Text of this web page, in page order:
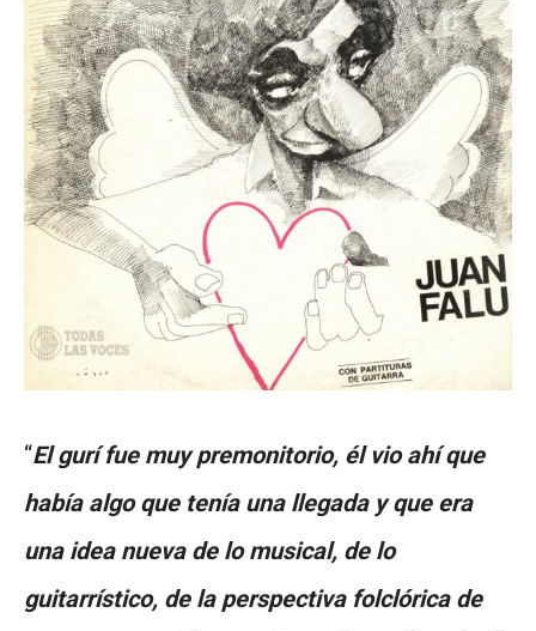
“El gurí fue muy premonitorio, él vio ahí que
había algo que tenía una llegada y que era
una idea nueva de lo musical, de lo
guitarrístico, de la perspectiva folclórica de